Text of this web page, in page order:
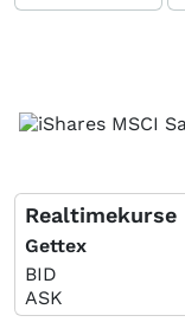
Realtimekurse
Gettex
BID
ASK